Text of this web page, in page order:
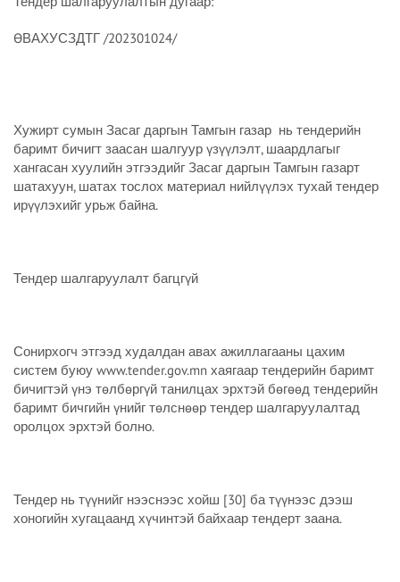
ӨВАХУСЗДТГ /202301024/
Хужирт сумын Засаг даргын Тамгын газар нь тендерийн
баримт бичигт заасан шалгуур үзүүлэлт, шаардлагыг
хангасан хуулийн этгээдийг Засаг даргын Тамгын газарт
шатахуун, шатах тослох материал нийлүүлэх тухай тендер
ирүүлэхийг урьж байна.
Тендер шалгаруулалт багцгүй
Сонирхогч этгээд худалдан авах ажиллагааны цахим
систем буюу www.tender.gov.mn хаягаар тендерийн баримт
бичигтэй үнэ төлбөргүй танилцах эрхтэй бөгөөд тендерийн
баримт бичгийн үнийг төлснөөр тендер шалгаруулалтад
оролцох эрхтэй болно.
Тендер нь түүнийг нээснээс хойш [30] ба түүнээс дээш
хоногийн хугацаанд хүчинтэй байхаар тендерт заана.